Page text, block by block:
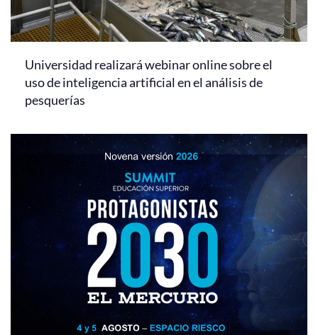
Universidad realizará webinar online sobre el
uso de inteligencia artificial en el análisis de
pesquerías